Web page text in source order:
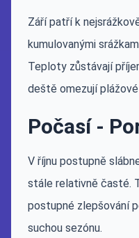
Září patří k
kumulovanými
Teploty zůstávají
deště omezují
Počasí -
V říjnu postupně
stále relativně časté.
postupné zlepšování
suchou sezónu.